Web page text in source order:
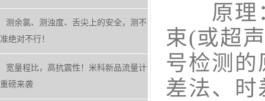
测余氯、测浊度、舌尖上的安全，测不
准绝对不行！
宽量程比，高抗震性！米科新品流量计
重磅来袭
原理：
束(或超
号检测
差法、